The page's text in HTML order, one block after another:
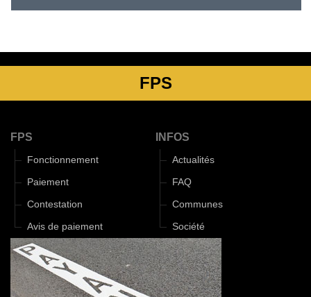
FPS
FPS
Fonctionnement
Paiement
Contestation
Avis de paiement
INFOS
Actualités
FAQ
Communes
Société